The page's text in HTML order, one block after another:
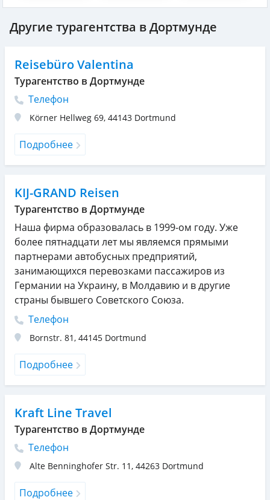
Другие турагентства в Дортмунде
Reisebüro Valentina
Турагентство в Дортмунде
Телефон
Körner Hellweg 69, 44143 Dortmund
Подробнее
KIJ-GRAND Reisen
Турагентство в Дортмунде
Наша фирма образовалась в 1999-ом году. Уже
более пятнадцати лет мы являемся прямыми
партнерами автобусных предприятий,
занимающихся перевозками пассажиров из
Германии на Украину, в Молдавию и в другие
страны бывшего Советского Союза.
Телефон
Bornstr. 81 , 44145 Dortmund
Подробнее
Kraft Line Travel
Турагентство в Дортмунде
Телефон
Alte Benninghofer Str. 11 , 44263 Dortmund
Подробнее